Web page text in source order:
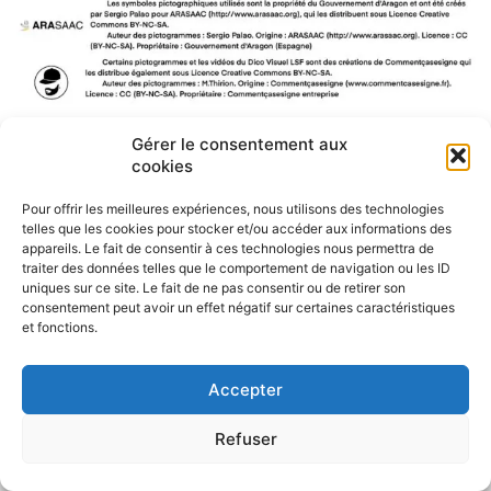
Gérer le consentement aux
cookies
Pour offrir les meilleures expériences, nous utilisons des technologies
telles que les cookies pour stocker et/ou accéder aux informations des
appareils. Le fait de consentir à ces technologies nous permettra de
traiter des données telles que le comportement de navigation ou les ID
uniques sur ce site. Le fait de ne pas consentir ou de retirer son
consentement peut avoir un effet négatif sur certaines caractéristiques
et fonctions.
Accepter
Refuser
e
b
o
o
k
W
h
t
s
A
p
p
M
s
e
n
g
e
P
t
a
g
e
r